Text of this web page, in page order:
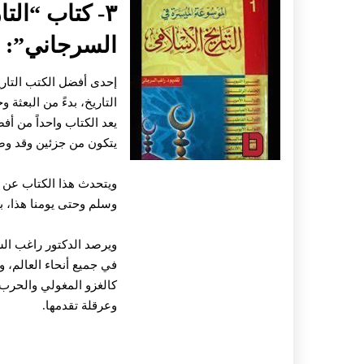
٣- كتاب
السرجاني”:
إحدى أفضل الكتب
التاريخ، بدءً من
يعد الكتاب واحداً من
يتكون من جزئين وقد وصل
ويتحدث هذا الكتاب عن
وسلم وحتى يومنا
ويرصد الدكتور راغب
في جميع أنحاء العالم،
كالغزو المغولي
وعرقلة تقدمها.